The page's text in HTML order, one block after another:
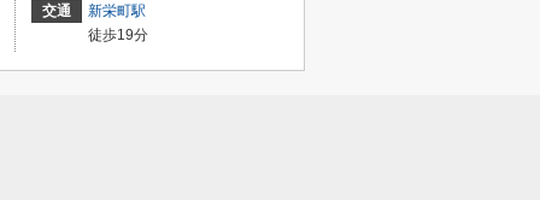
交通
新栄町駅
徒歩19分